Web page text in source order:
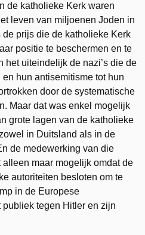
de katholieke Kerk waren
leven van miljoenen Joden in
prijs die de katholieke Kerk
positie te beschermen en te
het uiteindelijk de nazi’s die de
hun antisemitisme tot hun
door de systematische
Maar dat was enkel mogelijk
grote lagen van de katholieke
in Duitsland als in de
de medewerking van die
maar mogelijk omdat de
autoriteiten besloten om te
in de Europese
tegen Hitler en zijn